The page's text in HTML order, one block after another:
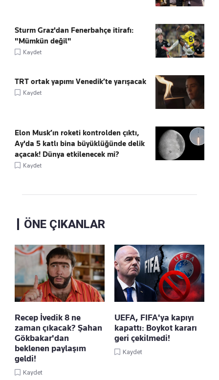
Sturm Graz'dan Fenerbahçe itirafı:
"Mümkün değil"
Kaydet
TRT ortak yapımı Venedik’te yarışacak
Kaydet
Elon Musk’ın roketi kontrolden çıktı,
Ay'da 5 katlı bina büyüklüğünde delik
açacak! Dünya etkilenecek mi?
Kaydet
ÖNE ÇIKANLAR
Recep İvedik 8 ne
zaman çıkacak? Şahan
Gökbakar'dan
beklenen paylaşım
geldi!
Kaydet
UEFA, FIFA'ya kapıyı
kapattı: Boykot kararı
geri çekilmedi!
Kaydet